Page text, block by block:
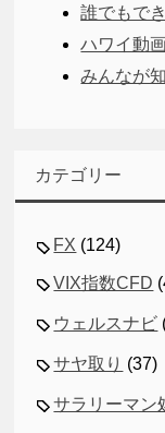
誰でもで
ハワイ動
みんなが
カテゴリー
FX (124)
VIX指数CFD
ウェルスナビ
サヤ取り (37)
サラリーマン